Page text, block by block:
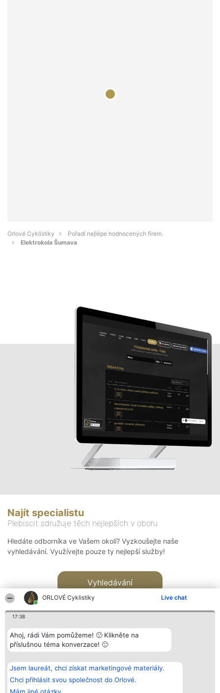
ORLOVÉ Cyklistiky Live chat
17:38
Ahoj, rádi Vám pomůžeme! 🙂 Klikněte na
příslušnou téma konverzace! 🙂
Jsem laureát, chci získat marketingové materiály.
Chci přihlásit svou společnost do Orlové.
Orlové Cyklistiky
Pořadí nejlépe hodnocených firem.
Elektrokola Šumava
Najít specialistu
Plebiscit sdružuje těch nejlepších v oboru
Hledáte odborníka ve Vašem okolí? Vyzkoušejte naše
vyhledávání. Využívejte pouze ty nejlepší služby!
Vyhledávání
Bright Side Solutions sp. z o.
o. sp. k.
ul. Ruska 22
Wrocław 50-079
KRS 0000749100 | Regon
Vítězové
Seznam všech
laureátů
Zásady
Kontakt